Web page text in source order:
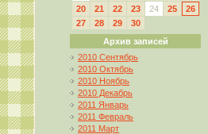
20
21 22 23 24 25
26
27
28 29
30
Архив записей
2010 Сентябрь
2010 Октябрь
2010 Ноябрь
2010 Декабрь
2011 Январь
2011 Февраль
2011 Март